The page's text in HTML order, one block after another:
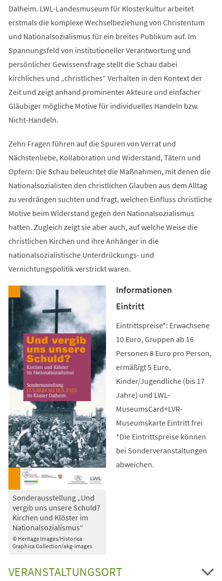
Dalheim. LWL-Landesmuseum für Klosterkultur arbeitet
erstmals die komplexe Wechselbeziehung von Christentum
und Nationalsozialismus für ein breites Publikum auf. Im
Spannungsfeld von institutioneller Verantwortung und
persönlicher Gewissensfrage stellt die Schau dabei
kirchliches und „christliches“ Verhalten in den Kontext der
Zeit und zeigt anhand prominenter Akteure und einfacher
Gläubiger mögliche Motive für individuelles Handeln bzw.
Nicht-Handeln.
Zehn Fragen führen auf die Spuren von Verrat und
Nächstenliebe, Kollaboration und Widerstand, Tätern und
Opfern: Die Schau beleuchtet die Maßnahmen, mit denen die
Nationalsozialisten den christlichen Glauben aus dem Alltag
zu verdrängen suchten und fragt, welchen Einfluss christliche
Motive beim Widerstand gegen den Nationalsozialismus
hatten. Zugleich zeigt sie aber auch, auf welche Weise die
christlichen Kirchen und ihre Anhänger in die
nationalsozialistische Unterdrückungs- und
Vernichtungspolitik verstrickt waren.
© Heritage Images/Historica
Graphica Collection/akg-images
Sonderausstellung „Und
vergib uns unsere Schuld?
Kirchen und Klöster im
Nationalsozialismus“
Informationen
Eintritt
Eintrittspreise*: Erwachsene
10 Euro, Gruppen ab 16
Personen 8 Euro pro Person,
ermäßigt 5 Euro,
Kinder/Jugendliche (bis 17
Jahre) und LWL-
MuseumsCard+LVR-
Museumskarte Eintritt frei
*Die Eintrittspreise können
bei Sonderveranstaltungen
abweichen.
VERANSTALTUNGSORT